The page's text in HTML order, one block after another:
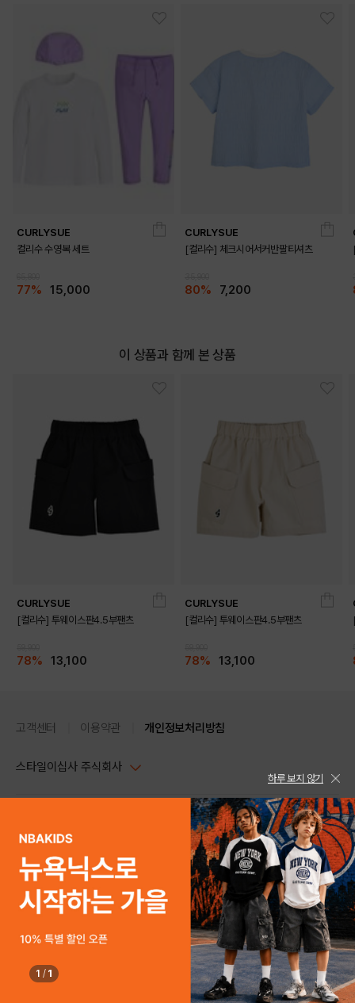
FABRIC
CURLYSUE
컬리수 수영복 세트
77% 15,000
CURLYSUE
[컬리수] 체크시어서커반팔티셔츠
80% 7,200
이 상품과 함께 본 상품
CURLYSUE
[컬리수] 투웨이스판4.5부팬츠
78% 13,100
CURLYSUE
[컬리수] 투웨이스판4.5부팬츠
78% 13,100
구매하기
고객센터 이용약관 개인정보처리방침
스타일이십사 주식회사
주소 : 서울시 강남구 논현로 633, 6층 (논현동, 한세엠케이빌딩)
사업자등록번호 : 116-81-32499
통신판매업신고번호 : 제 2024-서울강남-04239
호스팅 서비스 : 스타일이십사㈜
고객센터 1544-5336(평일 09:00~ 18:00 토/일/공휴일 휴무)
스타일24 고객센터 1544-5336
평일 09:00~ 18:00 (토/일/공휴일 휴무)
help Email : help@style24.com
COPYRIGHTⓒ2021 STYLE24 ALL RIGHTS RESERVED.
하루 보지 않기
1 / 1